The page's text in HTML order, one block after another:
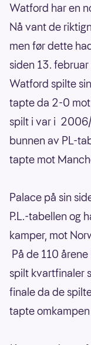
Watford har en
Nå vant de
men før dette
siden 13.
Watford spilte
tapte da 2-0
spilt i var i
bunnen av PL-
tapte mot
Palace på sin
P.L.-tabellen og
kamper, mot
På de 110
spilt kvartfinaler
finale da de
tapte